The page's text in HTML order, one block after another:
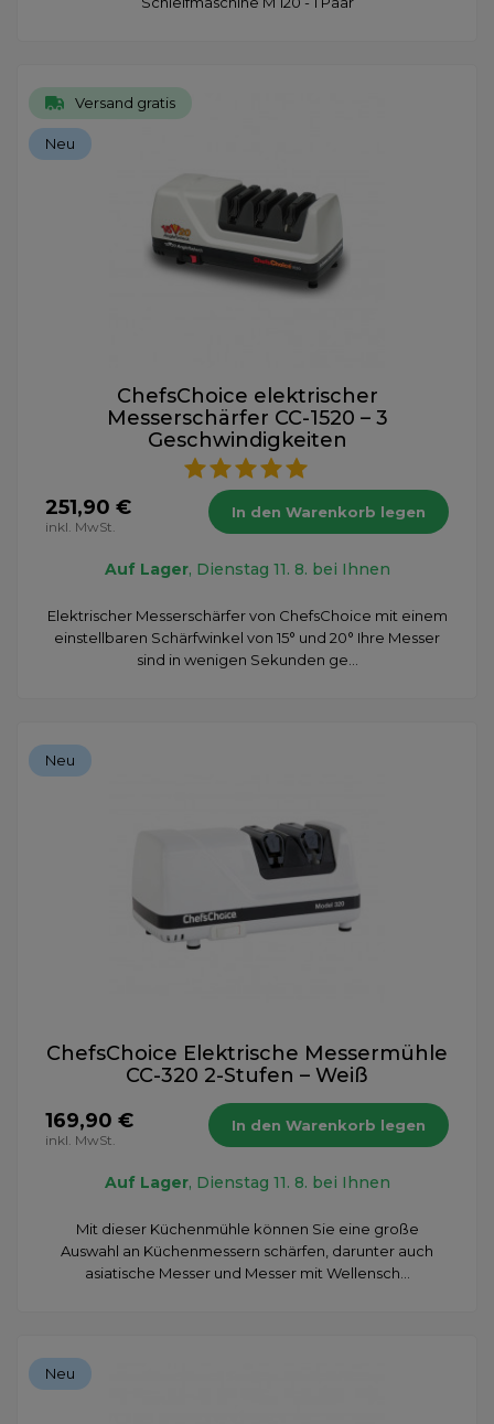
Versand gratis
Neu
ChefsChoice elektrischer
Messerschärfer CC-1520 – 3
Geschwindigkeiten
251,90 €
inkl. MwSt.
In den Warenkorb legen
Auf Lager, Dienstag 11. 8. bei Ihnen
Elektrischer Messerschärfer von ChefsChoice mit einem
einstellbaren Schärfwinkel von 15° und 20° Ihre Messer
sind in wenigen Sekunden ge...
Neu
ChefsChoice Elektrische Messermühle
CC-320 2-Stufen – Weiß
169,90 €
inkl. MwSt.
In den Warenkorb legen
Auf Lager, Dienstag 11. 8. bei Ihnen
​Mit dieser Küchenmühle können Sie eine große
Auswahl an Küchenmessern schärfen, darunter auch
asiatische Messer und Messer mit Wellensch...
Neu